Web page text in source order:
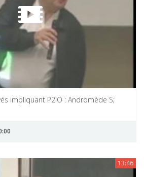
impliquant P2IO : Andromède S;
13:46